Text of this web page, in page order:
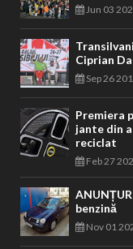
Jun 03
Ciprian
Sep 26
Premiera
jante din
reciclat
Feb 27
benzină
Nov 01